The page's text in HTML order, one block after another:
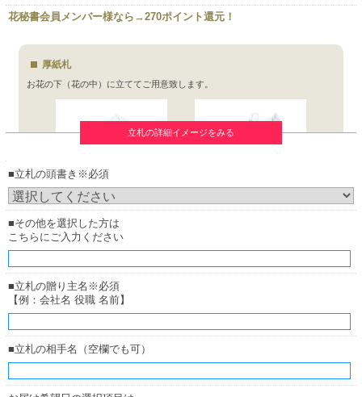
花秘書会員メンバー様なら→270ポイント還元！
厚紙札
お花の下（花の中）に立ててご用意致します。
（正面からみたイメージ）
（横からみたイメージ）
木調ボード
お花の下（花の中）に立ててご用意致します。
立札の詳細イメージをみる
■立札の頭書き※必須
■その他を選択した方は
こちらにご入力ください
■立札の贈り主名※必須
【例：会社名 役職 名前】
■立札の相手名（空欄でも可）